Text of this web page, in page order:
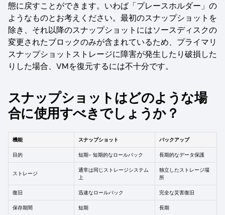
態に戻すことができます。いわば「プレースホルダー」の
ようなものとお考えください。最初のスナップショットを
除き、それ以降のスナップショットにはソースディスクの
変更されたブロックのみが含まれているため、プライマリ
スナップショットストレージに障害が発生したり破損した
りした場合、VMを復元するには不十分です。
スナップショットはどのような場
合に使用すべきでしょうか？
機能 スナップショット バックアップ
目的 短期- 短期的なロールバック 長期的なデータ保護
ストレージ
通常は同じストレージシステム
上
独立したストレージ場
所
復旧 迅速なロールバック 完全な災害復旧
保存期間 短期 長期